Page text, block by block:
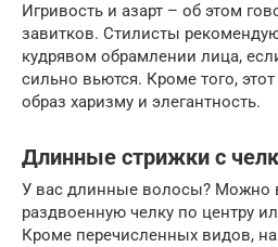
Игривость и азарт – об этом
завитков. Стилисты
кудрявом обрамлении лица,
сильно вьются. Кроме того,
образ харизму и элегантность.
Длинные стрижки с
У вас длинные волосы? Можно
раздвоенную челку по центру
Кроме перечисленных видов,